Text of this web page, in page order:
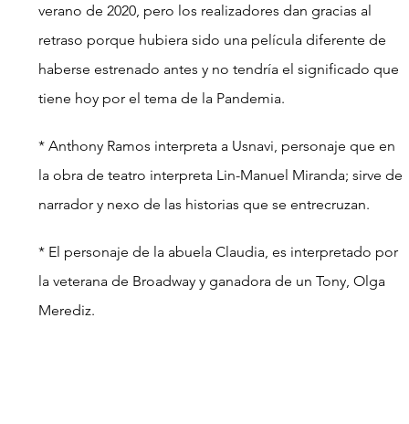
verano de 2020, pero los realizadores dan gracias al
retraso porque hubiera sido una película diferente de
haberse estrenado antes y no tendría el significado que
tiene hoy por el tema de la Pandemia.
* Anthony Ramos interpreta a Usnavi, personaje que en
la obra de teatro interpreta Lin-Manuel Miranda; sirve de
narrador y nexo de las historias que se entrecruzan.
* El personaje de la abuela Claudia, es interpretado por
la veterana de Broadway y ganadora de un Tony, Olga
Merediz.